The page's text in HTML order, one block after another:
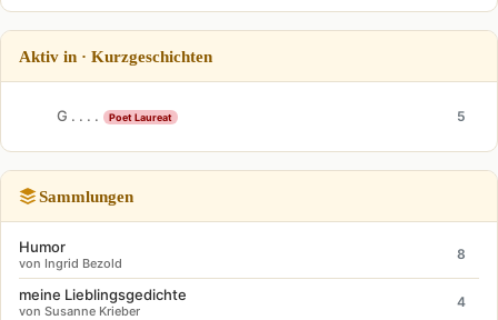
Aktiv in · Kurzgeschichten
G . . . . Poet Laureat 5
Sammlungen
Humor
von Ingrid Bezold
8
meine Lieblingsgedichte
von Susanne Krieber
4